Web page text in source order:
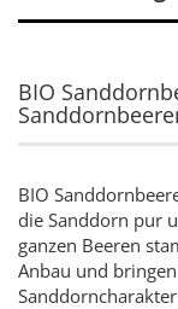
BIO
BIO
die Sanddorn pur
ganzen Beeren
Anbau und